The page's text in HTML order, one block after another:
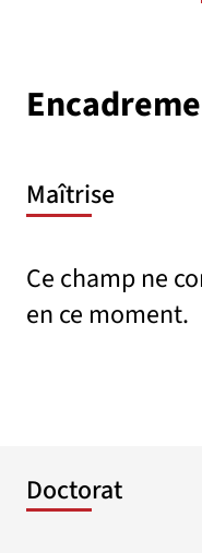
Maîtrise
Ce champ ne
en ce moment.
Doctorat